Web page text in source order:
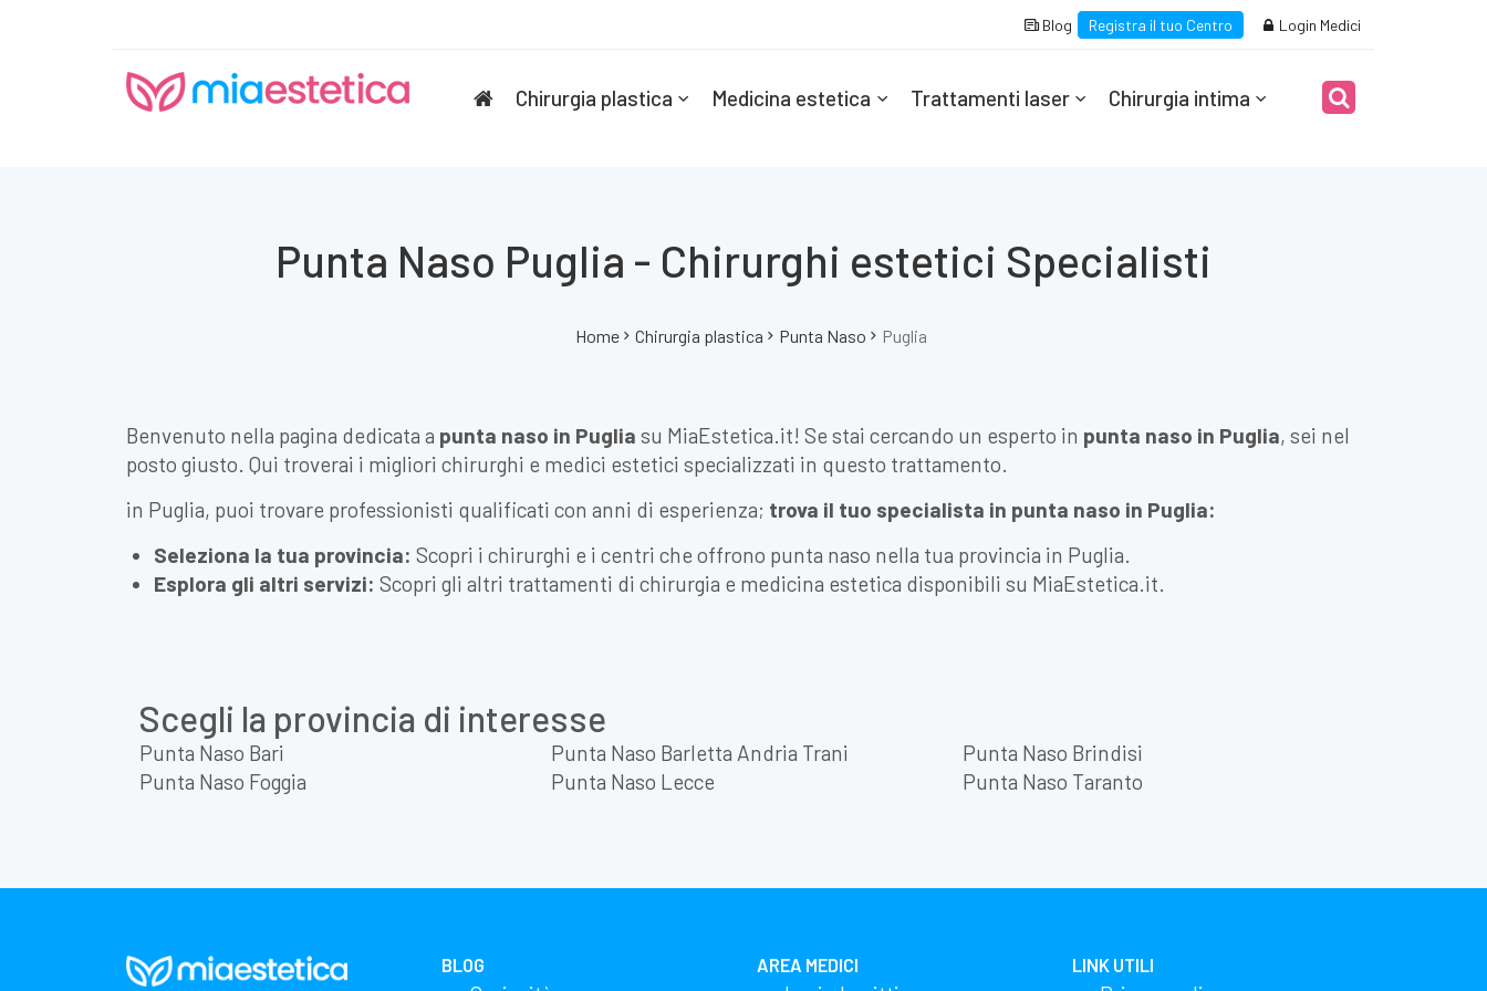
Blog Registra il tuo Centro Login Medici
Chirurgia plastica Medicina estetica Trattamenti laser Chirurgia intima
Punta Naso Puglia - Chirurghi estetici Specialisti
Home Chirurgia plastica Punta Naso Puglia
Benvenuto nella pagina dedicata a punta naso in Puglia su MiaEstetica.it! Se stai cercando un esperto in punta naso in Puglia, sei nel
posto giusto. Qui troverai i migliori chirurghi e medici estetici specializzati in questo trattamento.
in Puglia, puoi trovare professionisti qualificati con anni di esperienza; trova il tuo specialista in punta naso in Puglia:
Seleziona la tua provincia: Scopri i chirurghi e i centri che offrono punta naso nella tua provincia in Puglia.
Esplora gli altri servizi: Scopri gli altri trattamenti di chirurgia e medicina estetica disponibili su MiaEstetica.it.
Scegli la provincia di interesse
Punta Naso Bari Punta Naso Barletta Andria Trani
Punta Naso Brindisi
Punta Naso Foggia
Punta Naso Lecce Punta Naso Taranto
BLOG AREA MEDICI LINK UTILI